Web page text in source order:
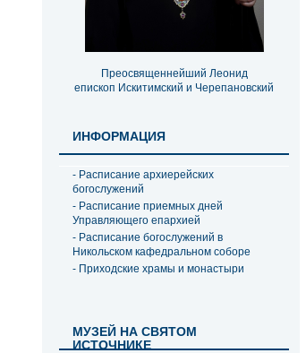
Преосвященнейший Леонид
епископ Искитимский и Черепановский
ИНФОРМАЦИЯ
- Расписание архиерейских
богослужений
- Расписание приемных дней
Управляющего епархией
- Расписание богослужений в
Никольском кафедральном соборе
- Приходские храмы и монастыри
МУЗЕЙ НА СВЯТОМ
ИСТОЧНИКЕ